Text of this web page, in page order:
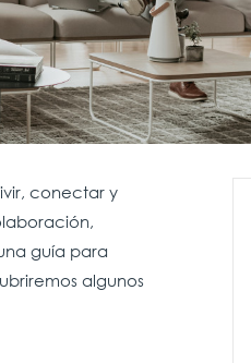
conectar y
guía para
algunos